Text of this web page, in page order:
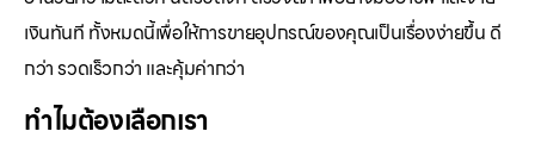
เงินทันที ทั้งหมดนี้เพื่อให้การขายอุปกรณ์ของคุณเป็นเรื่องง่ายขึ้น ดี
กว่า รวดเร็วกว่า และคุ้มค่ากว่า
ทำไมต้องเลือกเรา